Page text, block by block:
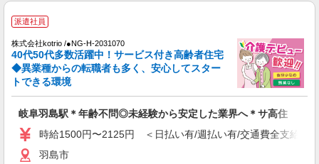
羽島市
詳細を見る
派遣社員
個別ケア重視！高級シニア住宅で巡回やケアな
派遣社員
株式会社kotrio /●NG-H-2031070
40代50代多数活躍中！サービス付き高齢者住宅
◆異業種からの転職者も多く、安心してスター
トできる環境
岐阜羽島駅＊年齢不問◎未経験から安定した業界へ＊サ高住
時給1500円〜2125円 ＜日払い有/週払い有/交通費全支給(ガ
羽島市